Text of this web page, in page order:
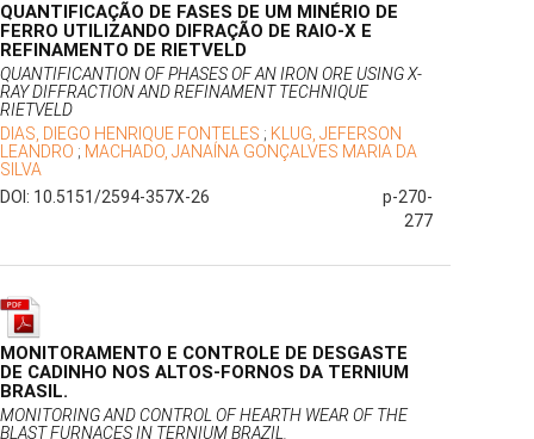
QUANTIFICAÇÃO DE FASES DE UM MINÉRIO DE
FERRO UTILIZANDO DIFRAÇÃO DE RAIO-X E
REFINAMENTO DE RIETVELD
QUANTIFICANTION OF PHASES OF AN IRON ORE USING X-
RAY DIFFRACTION AND REFINAMENT TECHNIQUE
RIETVELD
DIAS, DIEGO HENRIQUE FONTELES ; KLUG, JEFERSON
LEANDRO ; MACHADO, JANAÍNA GONÇALVES MARIA DA
SILVA
DOI: 10.5151/2594-357X-26
p-270-
277
MONITORAMENTO E CONTROLE DE DESGASTE
DE CADINHO NOS ALTOS-FORNOS DA TERNIUM
BRASIL.
MONITORING AND CONTROL OF HEARTH WEAR OF THE
BLAST FURNACES IN TERNIUM BRAZIL.